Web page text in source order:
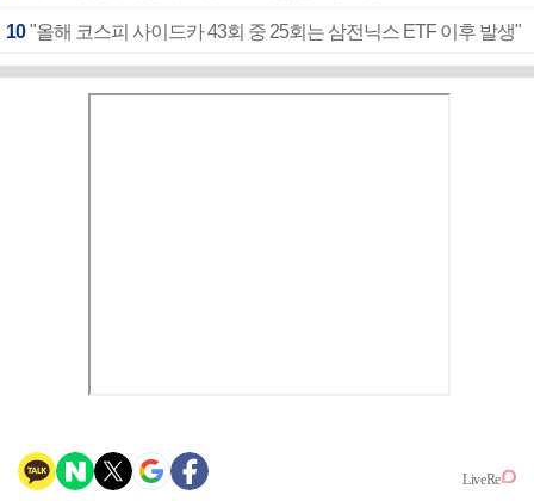
10 "올해 코스피 사이드카 43회 중 25회는 삼전닉스 ETF 이후 발생"